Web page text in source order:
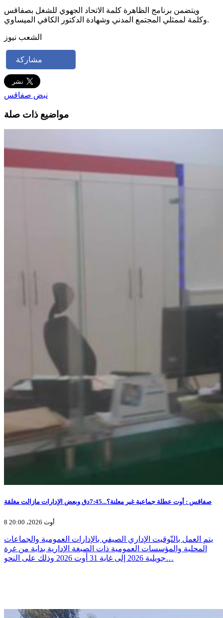
ويتضمن برنامج الظاهرة كلمة الاتحاد الجهوي للشغل بصفاقس
وكلمة لممثلي المجتمع المدني وشهادة الدكتور الكافي الميساوي.
الشعب نيوز
مشاركة
نبض صفاقس
مواضيع ذات صلة
صفاقس : أوت عطلة جماعية غير معلنة؟...7:45دق وبعض الإدارات مازالت مغلقة
8 أوت 2026، 20:00
يتم العمل بالتّوقيت الإداري الصيفي بالإدارات العمومية والجماعات
المحلية والمؤسسات العمومية ذات الصبغة الإدارية بداية من غرة
جويلية 2026 إلى غاية 31 أوت 2026 وذلك على النحو…